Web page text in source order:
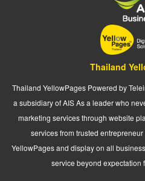
Thailand
Thailand YellowPages Powered by
a subsidiary of AIS As a leader who
marketing services through website
services from trusted
YellowPages and display on all
service beyond expectation